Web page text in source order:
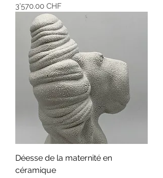
Prix
3'570.00 CHF
Déesse de la maternité en
céramique